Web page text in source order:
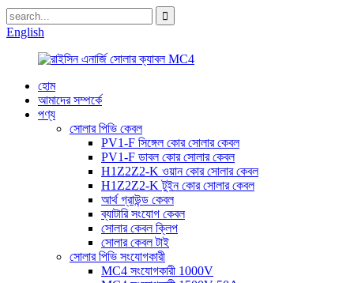
English
হোম
আমাদের সম্পর্কে
পণ্য
সোলার পিভি কেবল
PV1-F সিঙ্গেল কোর সোলার কেবল
PV1-F ডাবল কোর সোলার কেবল
H1Z2Z2-K ওয়ান কোর সোলার কেবল
H1Z2Z2-K টুইন কোর সোলার কেবল
আর্থ গ্রাউন্ড কেবল
ব্যাটারি সংযোগ কেবল
সোলার কেবল ক্লিপ
সোলার কেবল টাই
সোলার পিভি সংযোগকারী
MC4 সংযোগকারী 1000V